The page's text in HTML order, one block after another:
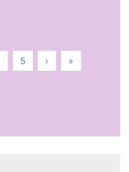
5 › »